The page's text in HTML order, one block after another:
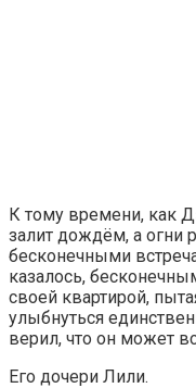
К тому времени, как
залит дождём, а огни
бесконечными
казалось,
своей квартирой,
улыбнуться
верил, что он может
Его дочери Лили.